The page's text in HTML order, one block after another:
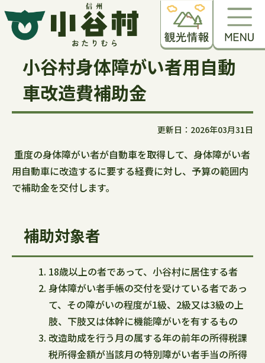
小谷村身体障がい者用自動
車改造費補助金
更新日：2026年03月31日
重度の身体障がい者が自動車を取得して、身体障がい者
用自動車に改造するに要する経費に対し、予算の範囲内
で補助金を交付します。
補助対象者
18歳以上の者であって、小谷村に居住する者
身体障がい者手帳の交付を受けている者であっ
て、その障がいの程度が1級、2級又は3級の上
肢、下肢又は体幹に機能障がいを有するもの
改造助成を行う月の属する年の前年の所得税課
税所得金額が当該月の特別障がい者手当の所得